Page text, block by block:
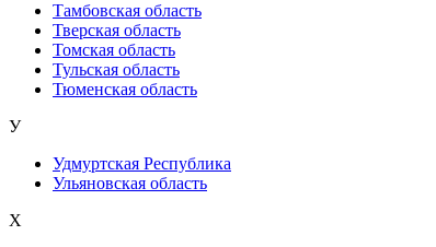
Тамбовская область
Тверская область
Томская область
Тульская область
Тюменская область
У
Удмуртская Республика
Ульяновская область
Х